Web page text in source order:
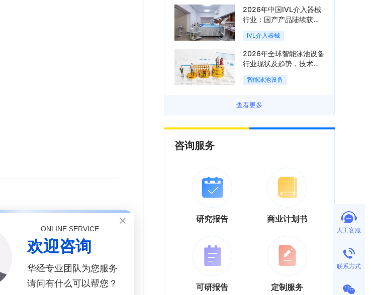
2026年中国IVL介入器械
行业：国产产品陆续获
批，市场将进入持续高增
长阶段「图」
IVL介入器械
2026年全球智能泳池设备
行业现状及趋势，技术端
朝着系统集成、绿色节能
方向迭代「图」
智能泳池设备
查看更多
咨询服务
研究报告 商业计划书
可研报告 定制服务
人工客服
联系方式
ONLINE SERVICE
欢迎咨询
华经专业团队为您服务
请问有什么可以帮您？